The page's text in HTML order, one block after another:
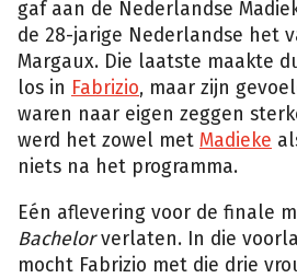
gaf aan de Nederlandse
de 28-jarige Nederlandse het
Margaux. Die laatste maakte
los in Fabrizio, maar zijn
waren naar eigen zeggen
werd het zowel met Madieke
niets na het programma.
Eén aflevering voor de finale
Bachelorverlaten. In die
mocht Fabrizio met die drie